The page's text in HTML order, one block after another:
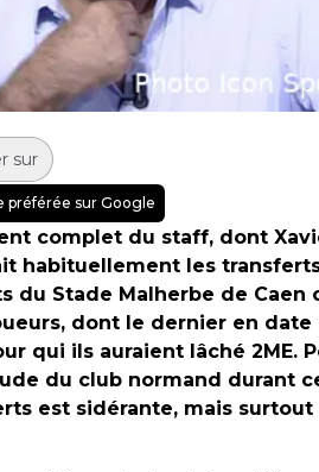
sur
préférée sur Google
complet du staff, dont
habituellement les
du Stade Malherbe de Caen
dont le dernier en date
qui ils auraient lâché 2ME.
du club normand durant
est sidérante, mais surtout